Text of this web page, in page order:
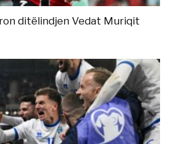
ditëlindjen Vedat Muriqit